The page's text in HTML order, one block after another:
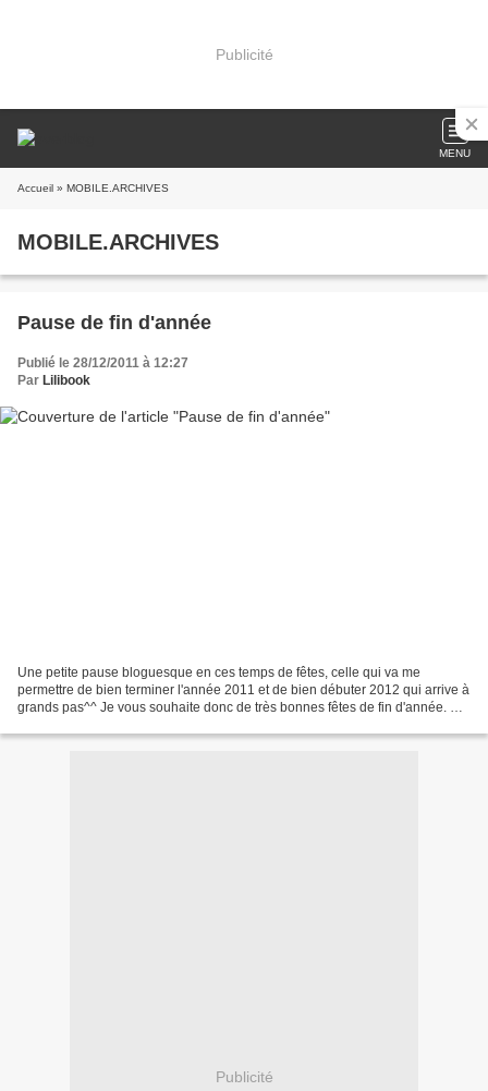
Publicité
MENU
Accueil » MOBILE.ARCHIVES
MOBILE.ARCHIVES
Pause de fin d'année
Publié le 28/12/2011 à 12:27
Par Lilibook
Une petite pause bloguesque en ces temps de fêtes, celle qui va me
permettre de bien terminer l'année 2011 et de bien débuter 2012 qui arrive à
grands pas^^ Je vous souhaite donc de très bonnes fêtes de fin d'année. Et
Publicité